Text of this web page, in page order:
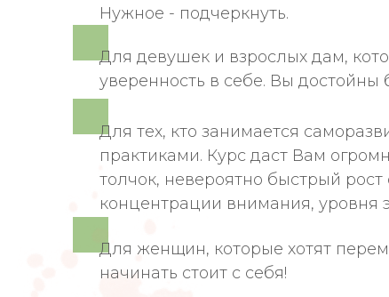
Нужное - подчеркнуть.
Для девушек и взрослых дам,
уверенность в себе. Вы
Для тех, кто занимается
практиками. Курс даст Вам
толчок, невероятно быстрый рост
концентрации внимания, уровня
Для женщин, которые хотят
начинать стоит с себя!